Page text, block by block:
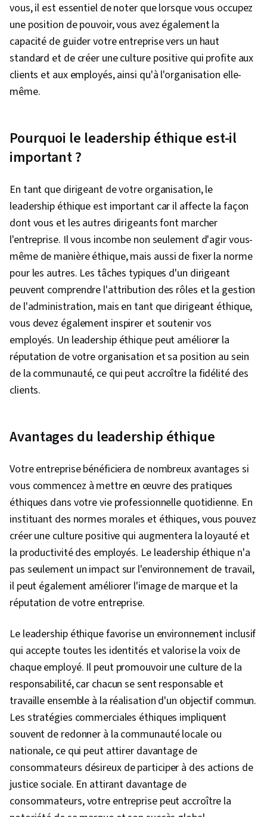
vous, il est essentiel de noter que lorsque vous occupez
une position de pouvoir, vous avez également la
capacité de guider votre entreprise vers un haut
standard et de créer une culture positive qui profite aux
clients et aux employés, ainsi qu'à l'organisation elle-
même.
Pourquoi le leadership éthique est-il
important ?
En tant que dirigeant de votre organisation, le
leadership éthique est important car il affecte la façon
dont vous et les autres dirigeants font marcher
l'entreprise. Il vous incombe non seulement d'agir vous-
même de manière éthique, mais aussi de fixer la norme
pour les autres. Les tâches typiques d'un dirigeant
peuvent comprendre l'attribution des rôles et la gestion
de l'administration, mais en tant que dirigeant éthique,
vous devez également inspirer et soutenir vos
employés. Un leadership éthique peut améliorer la
réputation de votre organisation et sa position au sein
de la communauté, ce qui peut accroître la fidélité des
clients.
Avantages du leadership éthique
Votre entreprise bénéficiera de nombreux avantages si
vous commencez à mettre en œuvre des pratiques
éthiques dans votre vie professionnelle quotidienne. En
instituant des normes morales et éthiques, vous pouvez
créer une culture positive qui augmentera la loyauté et
la productivité des employés. Le leadership éthique n'a
pas seulement un impact sur l'environnement de travail,
il peut également améliorer l'image de marque et la
réputation de votre entreprise.
Le leadership éthique favorise un environnement inclusif
qui accepte toutes les identités et valorise la voix de
chaque employé. Il peut promouvoir une culture de la
responsabilité, car chacun se sent responsable et
travaille ensemble à la réalisation d'un objectif commun.
Les stratégies commerciales éthiques impliquent
souvent de redonner à la communauté locale ou
nationale, ce qui peut attirer davantage de
consommateurs désireux de participer à des actions de
justice sociale. En attirant davantage de
consommateurs, votre entreprise peut accroître la